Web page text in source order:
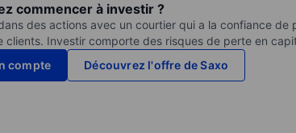
commencer à investir ?
des actions avec un courtier qui a la confiance de
clients. Investir comporte des risques de perte en
compte
Découvrez l'offre de Saxo